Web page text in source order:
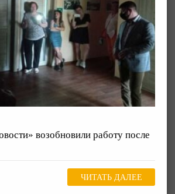
возобновили работу после
ЧИТАТЬ ДАЛЕЕ